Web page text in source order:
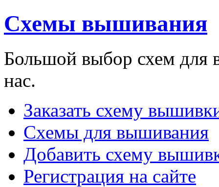
Схемы вышивания
Большой выбор схем для
нас.
Заказать схему
Схемы для вышивания
Добавить схему
Регистрация на сайте